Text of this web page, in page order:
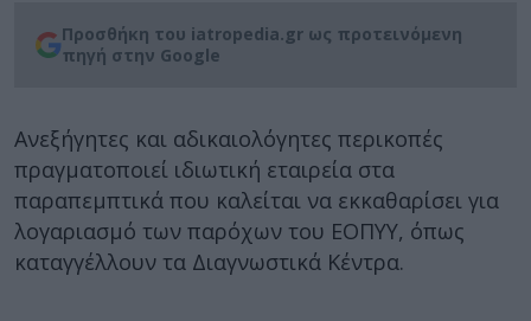
Προσθήκη του iatropedia.gr ως προτεινόμενη
πηγή στην Google
Ανεξήγητες και αδικαιολόγητες περικοπές
πραγματοποιεί ιδιωτική εταιρεία στα
παραπεμπτικά που καλείται να εκκαθαρίσει για
λογαριασμό των παρόχων του ΕΟΠΥΥ, όπως
καταγγέλλουν τα Διαγνωστικά Κέντρα.